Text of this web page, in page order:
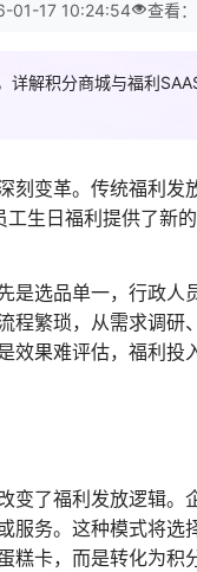
01-17 10:24:54 查看
详解积分商城与福利
刻变革。传统福利
生日福利提供了新
是选品单一，行政
程繁琐，从需求调
效果难评估，福利
变了福利发放逻辑
服务。这种模式将
糕卡，而是转化为